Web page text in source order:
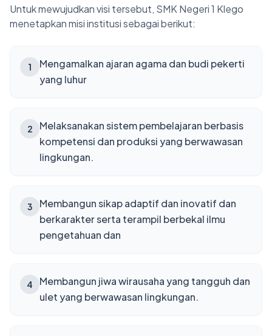
Untuk mewujudkan visi tersebut, SMK Negeri 1 Klego
menetapkan misi institusi sebagai berikut:
1
Mengamalkan ajaran agama dan budi pekerti
yang luhur
2
Melaksanakan sistem pembelajaran berbasis
kompetensi dan produksi yang berwawasan
lingkungan.
3
Membangun sikap adaptif dan inovatif dan
berkarakter serta terampil berbekal ilmu
pengetahuan dan
4
Membangun jiwa wirausaha yang tangguh dan
ulet yang berwawasan lingkungan.